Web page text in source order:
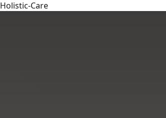
Holistic-Care